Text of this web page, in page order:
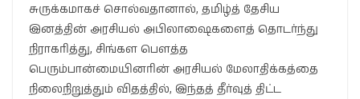
சுருக்கமாகச் சொல்வதானால், தமிழ்த் தேசிய
இனத்தின் அரசியல் அபிலாஷைகளைத் தொடர்ந்து
நிராகரித்து, சிங்கள பௌத்த
பெரும்பான்மையினரின் அரசியல் மேலாதிக்கத்தை
நிலைநிறுத்தும் விதத்தில், இந்தத் தீர்வுத் திட்ட